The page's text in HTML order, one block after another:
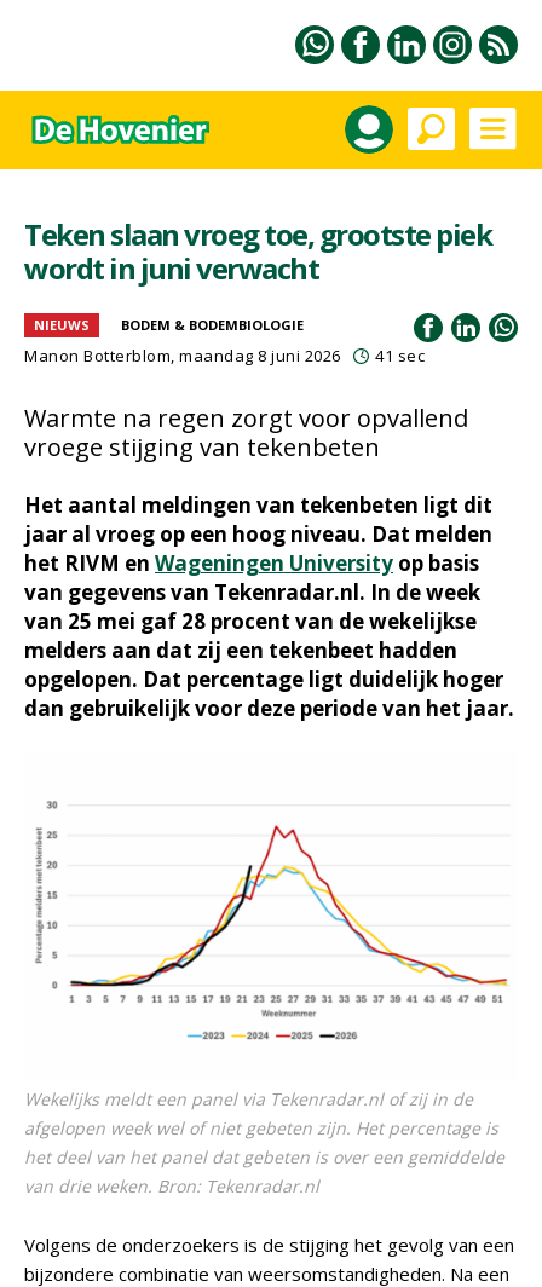
Teken slaan vroeg toe, grootste piek
wordt in juni verwacht
NIEUWS BODEM & BODEMBIOLOGIE
Manon Botterblom, maandag 8 juni 2026 41 sec
Warmte na regen zorgt voor opvallend
vroege stijging van tekenbeten
Het aantal meldingen van tekenbeten ligt dit
jaar al vroeg op een hoog niveau. Dat melden
het RIVM en Wageningen University op basis
van gegevens van Tekenradar.nl. In de week
van 25 mei gaf 28 procent van de wekelijkse
melders aan dat zij een tekenbeet hadden
opgelopen. Dat percentage ligt duidelijk hoger
dan gebruikelijk voor deze periode van het jaar.
Wekelijks meldt een panel via Tekenradar.nl of zij in de
afgelopen week wel of niet gebeten zijn. Het percentage is
het deel van het panel dat gebeten is over een gemiddelde
van drie weken. Bron: Tekenradar.nl
Volgens de onderzoekers is de stijging het gevolg van een
bijzondere combinatie van weersomstandigheden. Na een